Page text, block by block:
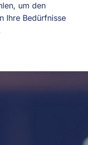
um den
Ihre Bedürfnisse